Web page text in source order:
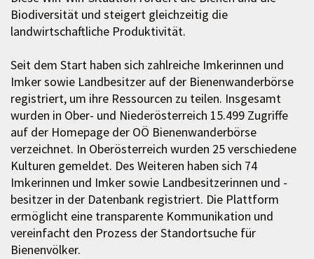
Biodiversität und steigert gleichzeitig die
landwirtschaftliche Produktivität.
Seit dem Start haben sich zahlreiche Imkerinnen und
Imker sowie Landbesitzer auf der Bienenwanderbörse
registriert, um ihre Ressourcen zu teilen. Insgesamt
wurden in Ober- und Niederösterreich 15.499 Zugriffe
auf der Homepage der OÖ Bienenwanderbörse
verzeichnet. In Oberösterreich wurden 25 verschiedene
Kulturen gemeldet. Des Weiteren haben sich 74
Imkerinnen und Imker sowie Landbesitzerinnen und -
besitzer in der Datenbank registriert. Die Plattform
ermöglicht eine transparente Kommunikation und
vereinfacht den Prozess der Standortsuche für
Bienenvölker.